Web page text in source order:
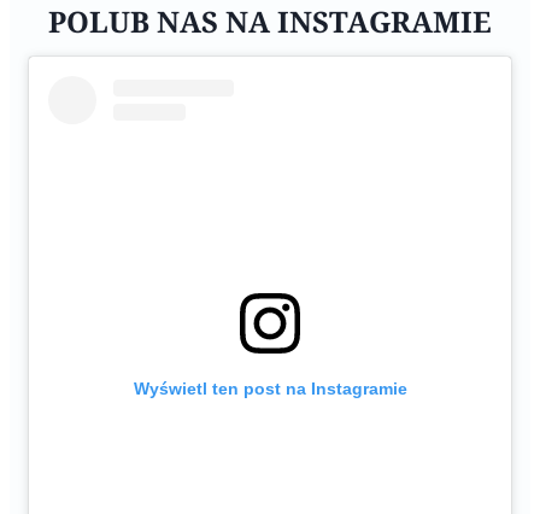
POLUB NAS NA INSTAGRAMIE
Wyświetl ten post na Instagramie